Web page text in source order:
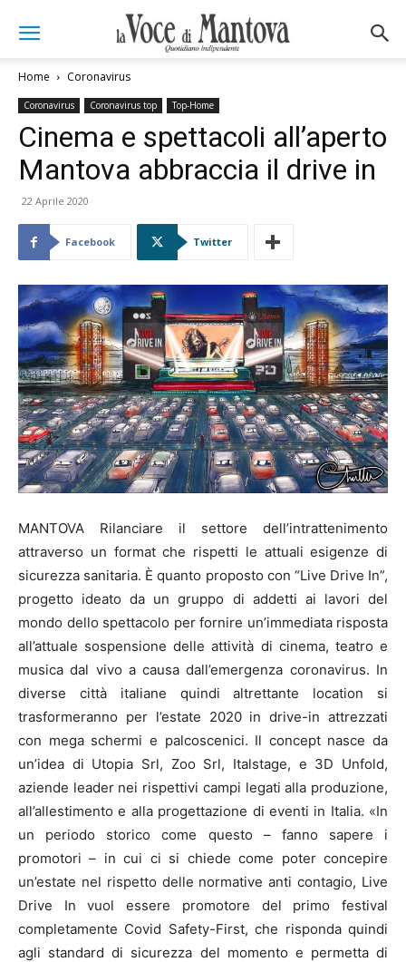
Home Coronavirus
Coronavirus Coronavirus top Top-Home
Cinema e spettacoli all’aperto
Mantova abbraccia il drive in
22 Aprile 2020
Facebook Twitter
MANTOVA Rilanciare il settore dell’intrattenimento
attraverso un format che rispetti le attuali esigenze di
sicurezza sanitaria. È quanto proposto con “Live Drive In”,
progetto ideato da un gruppo di addetti ai lavori del
mondo dello spettacolo per fornire un’immediata risposta
all’attuale sospensione delle attività di cinema, teatro e
musica dal vivo a causa dall’emergenza coronavirus. In
diverse città italiane quindi altrettante location si
trasformeranno per l’estate 2020 in drive-in attrezzati
con mega schermi e palcoscenici. Il concept nasce da
un’idea di Utopia Srl, Zoo Srl, Italstage, e 3D Unfold,
aziende leader nei rispettivi campi legati alla produzione,
all’allestimento e alla progettazione di eventi in Italia. «In
un periodo storico come questo – fanno sapere i
promotori – in cui ci si chiede come poter concepire
un’estate nel rispetto delle normative anti contagio, Live
Drive In vuol essere promotore del primo festival
completamente Covid Safety-First, che risponda quindi
agli standard di sicurezza del momento e permetta di